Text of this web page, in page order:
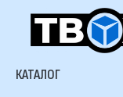
Перейти
содержимому
КАТАЛОГ